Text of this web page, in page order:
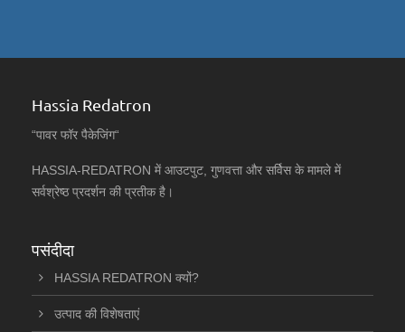
Hassia Redatron
“पावर फॉर पैकेजिंग“
HASSIA-REDATRON में आउटपुट, गुणवत्ता और सर्विस के मामले में
सर्वश्रेष्ठ प्रदर्शन की प्रतीक है।
पसंदीदा
HASSIA REDATRON क्यों?
उत्पाद की विशेषताएं